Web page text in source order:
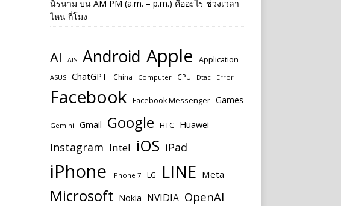
นิรนาม บน AM PM (a.m. – p.m.) คืออะไร ช่วงเวลา
ไหน กี่โมง
AI AIS Android Apple Application
ASUS ChatGPT China Computer CPU Dtac Error
Facebook Facebook Messenger Games
Gemini Gmail Google HTC Huawei
Instagram Intel iOS iPad
iPhone iPhone 7 LG LINE Meta
Microsoft Nokia NVIDIA OpenAI